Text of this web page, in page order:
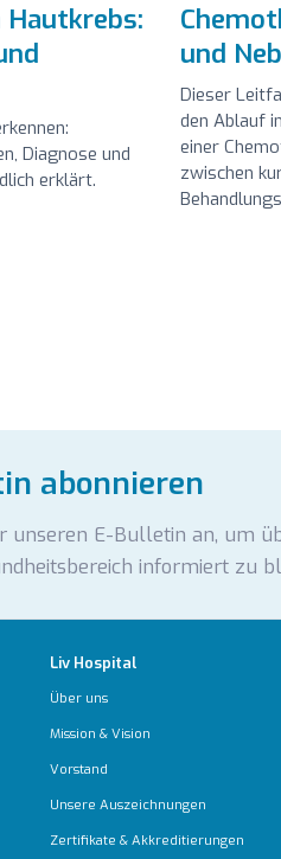
Diagnose und
erklärt.
und
Dieser
den Ablauf
einer
zwischen
abonnieren
unseren E-Bulletin an, um
informiert zu
Liv Hospital
Über uns
Mission & Vision
Vorstand
Unsere Auszeichnungen
Zertifikate & Akkreditierungen